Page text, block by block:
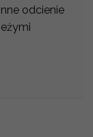
odcienie